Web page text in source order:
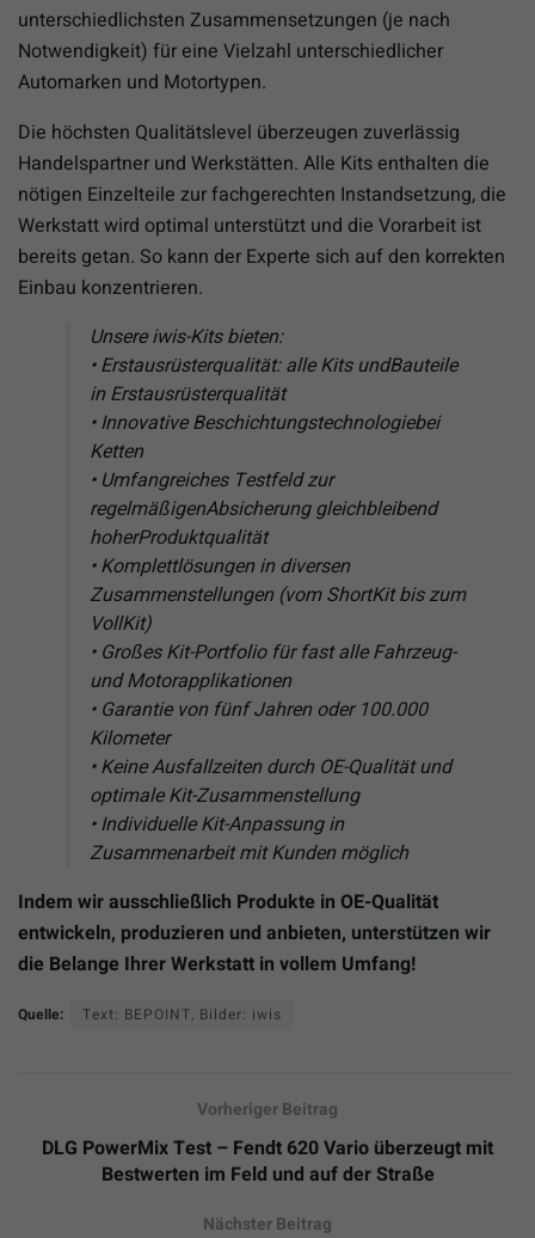
unterschiedlichsten Zusammensetzungen (je nach
Notwendigkeit) für eine Vielzahl unterschiedlicher
Automarken und Motortypen.
Die höchsten Qualitätslevel überzeugen zuverlässig
Handelspartner und Werkstätten. Alle Kits enthalten die
nötigen Einzelteile zur fachgerechten Instandsetzung, die
Werkstatt wird optimal unterstützt und die Vorarbeit ist
bereits getan. So kann der Experte sich auf den korrekten
Einbau konzentrieren.
Unsere iwis-Kits bieten:
• Erstausrüsterqualität: alle Kits undBauteile
in Erstausrüsterqualität
• Innovative Beschichtungstechnologiebei
Ketten
• Umfangreiches Testfeld zur
regelmäßigenAbsicherung gleichbleibend
hoherProduktqualität
• Komplettlösungen in diversen
Zusammenstellungen (vom ShortKit bis zum
VollKit)
• Großes Kit-Portfolio für fast alle Fahrzeug-
und Motorapplikationen
• Garantie von fünf Jahren oder 100.000
Kilometer
• Keine Ausfallzeiten durch OE-Qualität und
optimale Kit-Zusammenstellung
• Individuelle Kit-Anpassung in
Zusammenarbeit mit Kunden möglich
Indem wir ausschließlich Produkte in OE-Qualität
entwickeln, produzieren und anbieten, unterstützen wir
die Belange Ihrer Werkstatt in vollem Umfang!
Quelle: Text: BEPOINT, Bilder: iwis
Vorheriger Beitrag
DLG PowerMix Test – Fendt 620 Vario überzeugt mit
Bestwerten im Feld und auf der Straße
Nächster Beitrag